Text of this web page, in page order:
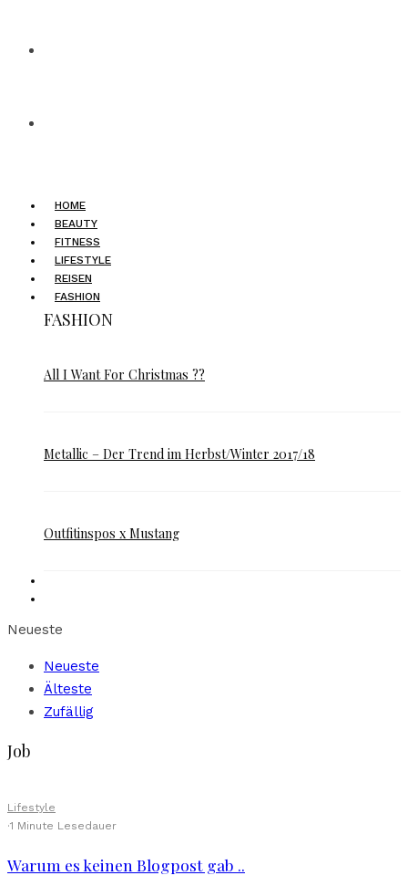
HOME
BEAUTY
FITNESS
LIFESTYLE
REISEN
FASHION
FASHION
All I Want For Christmas ??
Metallic – Der Trend im Herbst/Winter 2017/18
Outfitinspos x Mustang
Neueste
Neueste
Älteste
Zufällig
Job
Lifestyle
·1 Minute Lesedauer
Warum es keinen Blogpost gab ..